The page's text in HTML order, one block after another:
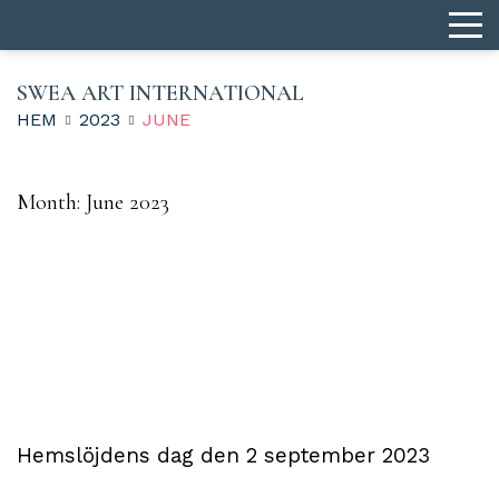
SWEA ART INTERNATIONAL
HEM 2023 JUNE
Month: June 2023
Hemslöjdens dag den 2 september 2023